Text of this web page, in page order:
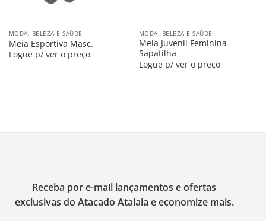
MODA, BELEZA E SAÚDE
Meia Esportiva Masc.
Logue p/ ver o preço
MODA, BELEZA E SAÚDE
Meia Juvenil Feminina
Sapatilha
Logue p/ ver o preço
Receba por e-mail lançamentos e ofertas
exclusivas do Atacado Atalaia e economize mais.